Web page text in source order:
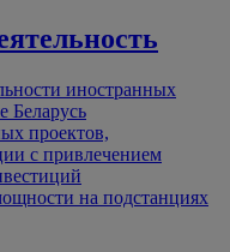
иностранных
Беларусь
проектов,
с привлечением
на подстанциях